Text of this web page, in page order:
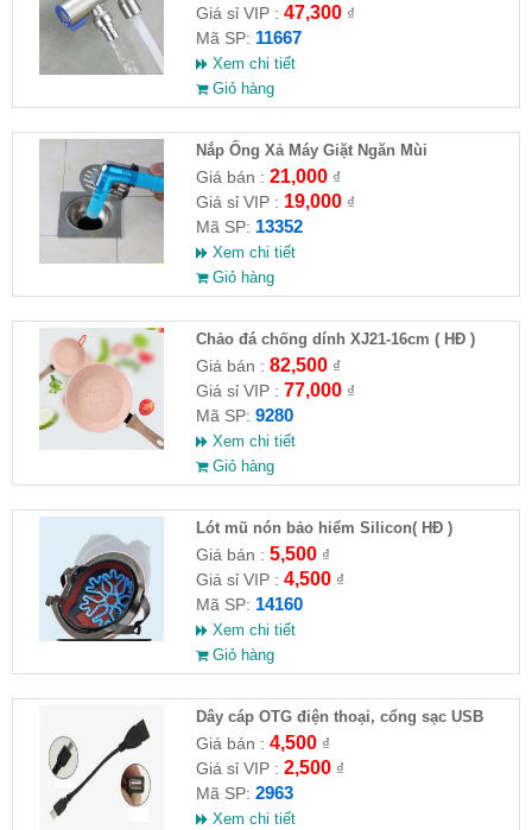
Giá sỉ VIP : 47,300₫
Mã SP: 11667
Xem chi tiết
Giỏ hàng
Nắp Ống Xả Máy Giặt Ngăn Mùi
Giá bán : 21,000₫
Giá sỉ VIP : 19,000₫
Mã SP: 13352
Xem chi tiết
Giỏ hàng
Chảo đá chống dính XJ21-16cm ( HĐ )
Giá bán : 82,500₫
Giá sỉ VIP : 77,000₫
Mã SP: 9280
Xem chi tiết
Giỏ hàng
Lót mũ nón bảo hiểm Silicon( HĐ )
Giá bán : 5,500₫
Giá sỉ VIP : 4,500₫
Mã SP: 14160
Xem chi tiết
Giỏ hàng
Dây cáp OTG điện thoại, cổng sạc USB
Giá bán : 4,500₫
Giá sỉ VIP : 2,500₫
Mã SP: 2963
Xem chi tiết